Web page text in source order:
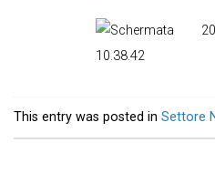
This entry was posted in Settore